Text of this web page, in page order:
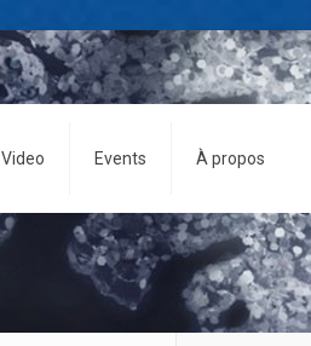
Video Events À propos